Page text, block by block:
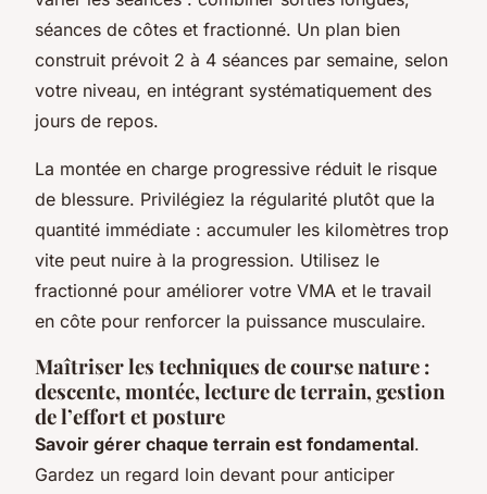
séances de côtes et fractionné. Un plan bien
construit prévoit 2 à 4 séances par semaine, selon
votre niveau, en intégrant systématiquement des
jours de repos.
La montée en charge progressive réduit le risque
de blessure. Privilégiez la régularité plutôt que la
quantité immédiate : accumuler les kilomètres trop
vite peut nuire à la progression. Utilisez le
fractionné pour améliorer votre VMA et le travail
en côte pour renforcer la puissance musculaire.
Maîtriser les techniques de course nature :
descente, montée, lecture de terrain, gestion
de l’effort et posture
Savoir gérer chaque terrain est fondamental.
Gardez un regard loin devant pour anticiper